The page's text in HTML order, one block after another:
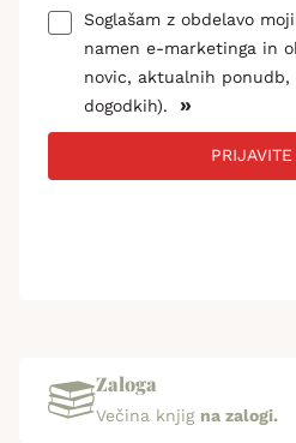
Soglašam z obdelavo
namen e-marketinga in
novic, aktualnih ponudb,
dogodkih).
»
Zaloga
Večina knjig na zalogi.